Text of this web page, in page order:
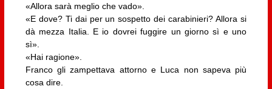
«Allora sarà meglio che vado».
«E dove? Ti dai per un sospetto dei carabinieri? Allora si
dà mezza Italia. E io dovrei fuggire un giorno sì e uno
sì».
«Hai ragione».
Franco gli zampettava attorno e Luca non sapeva più
cosa dire.